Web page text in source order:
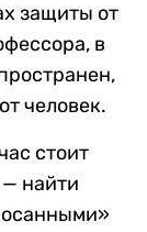
защиты от
в
человек.
стоит
найти